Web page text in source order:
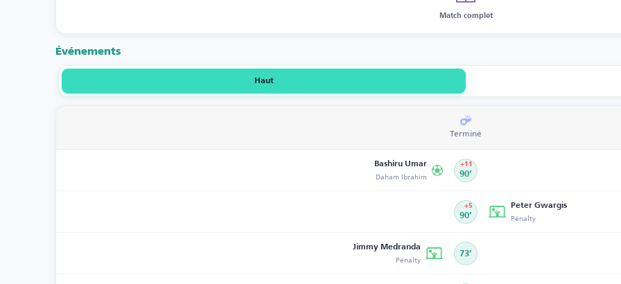
Match complet
Événements
Haut
Terminé
Bashiru Umar
Daham Ibrahim 90’
+11
90’
+5 Peter Gwargis
Pénalty
Jimmy Medranda
Pénalty 73’